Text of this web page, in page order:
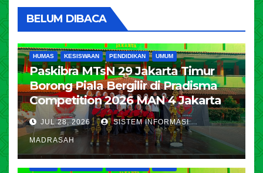
BELUM DIBACA
HUMAS KESISWAAN PENDIDIKAN UMUM
Paskibra MTsN 29 Jakarta Timur
Borong Piala Bergilir di Pradisma
Competition 2026 MAN 4 Jakarta
JUL 28, 2026 SISTEM INFORMASI
MADRASAH